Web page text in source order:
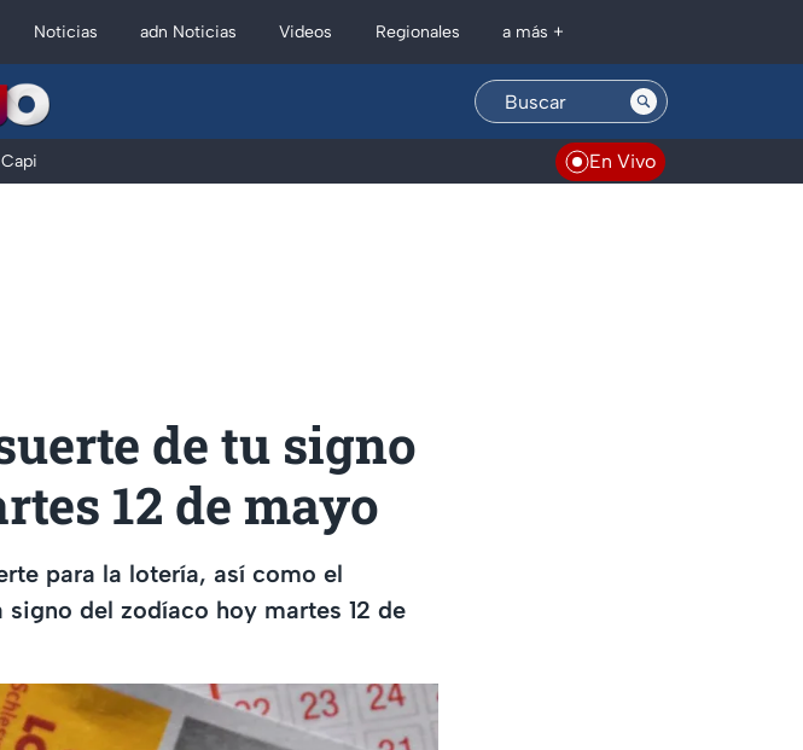
Noticias adn Noticias Videos Regionales a más +
En Vivo
de tu signo
12 de mayo
para la lotería, así como el
del zodíaco hoy martes 12 de